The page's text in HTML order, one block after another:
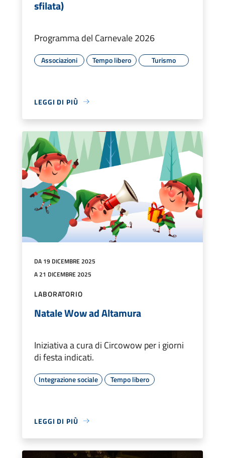
sfilata)
Programma del Carnevale 2026
Associazioni Tempo libero Turismo
LEGGI DI PIÙ
DA 19 DICEMBRE 2025
A 21 DICEMBRE 2025
LABORATORIO
Natale Wow ad Altamura
Iniziativa a cura di Circowow per i giorni
di festa indicati.
Integrazione sociale Tempo libero
LEGGI DI PIÙ